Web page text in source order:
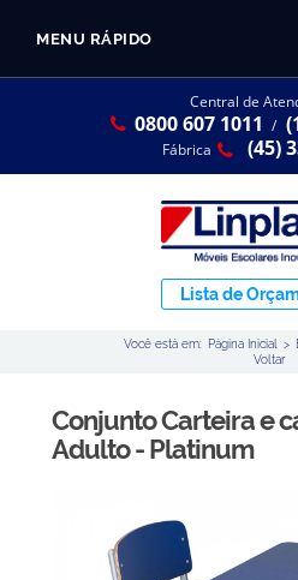
MENU RÁPIDO
Central de
0800 607 1011 /
Fábrica (45)
Lista de
Você está em: Página Inicial >
Voltar
Conjunto Carteira e
Adulto - Platinum
Linha Resina Plástica
Ambiente Maker
CATÁLOGO LINPLAST 2025
SOBRE A EMPRESA